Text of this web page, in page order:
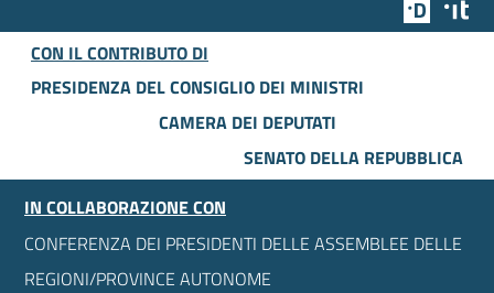
Team
CON IL CONTRIBUTO DI
PRESIDENZA DEL CONSIGLIO DEI MINISTRI
CAMERA DEI DEPUTATI
SENATO DELLA REPUBBLICA
IN COLLABORAZIONE CON
CONFERENZA DEI PRESIDENTI DELLE ASSEMBLEE DELLE
REGIONI/PROVINCE AUTONOME